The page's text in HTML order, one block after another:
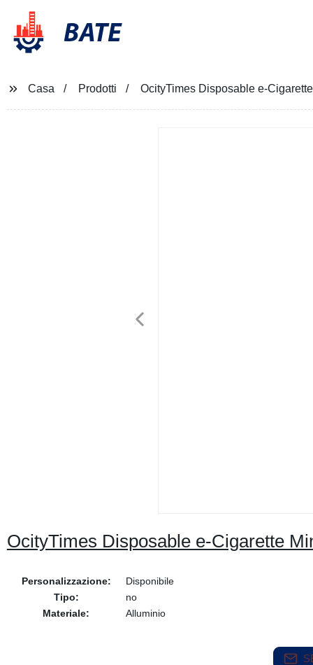
BATE
Casa Prodotti OcityTimes Disposable e-
OcityTimes Disposable e-Cigarette
Personalizzazione:
Disponibile
Tipo:
no
Materiale:
Alluminio